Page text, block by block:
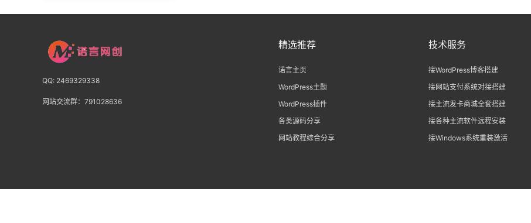
QQ: 2469329338
网站交流群：791028636
精选推荐
诺言主页
WordPress主题
WordPress插件
各类源码分享
网站教程综合分享
技术服务
接WordPress博客搭建
接网站支付系统对接搭建
接主流发卡商城全套搭建
接各种主流软件远程安装
接Windows系统重装激活